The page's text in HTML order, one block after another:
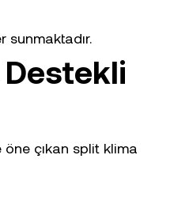
sunmaktadır.
çıkan split klima